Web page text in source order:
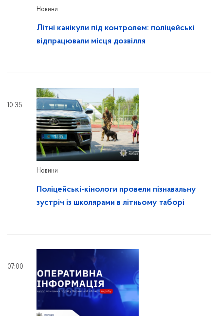
Новини
Літні канікули під контролем: поліцейські
відпрацювали місця дозвілля
Новини
Поліцейські-кінологи провели пізнавальну
зустріч із школярами в літньому таборі
10:35
07:00